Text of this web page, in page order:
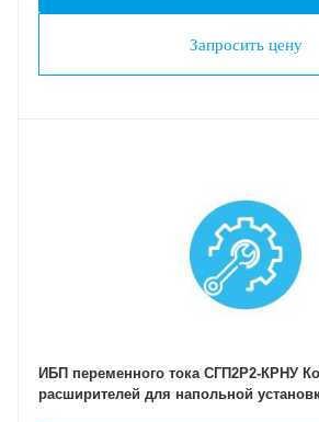
Запросить цену
ИБП переменного тока СГП2Р2-КРНУ
расширителей для напольной